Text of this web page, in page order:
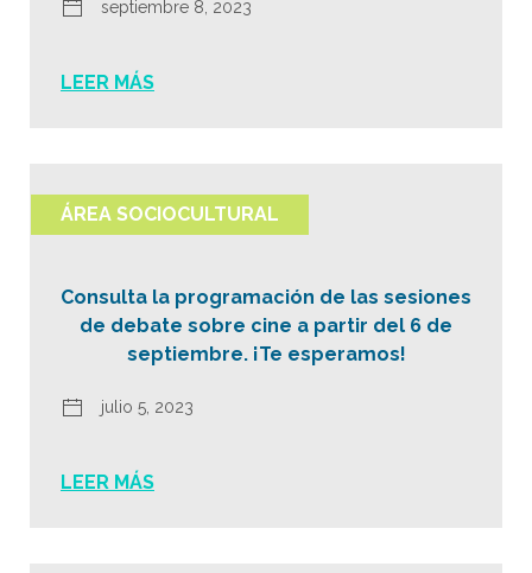
septiembre 8, 2023
LEER MÁS
ÁREA SOCIOCULTURAL
Consulta la programación de las sesiones
de debate sobre cine a partir del 6 de
septiembre. ¡Te esperamos!
julio 5, 2023
LEER MÁS